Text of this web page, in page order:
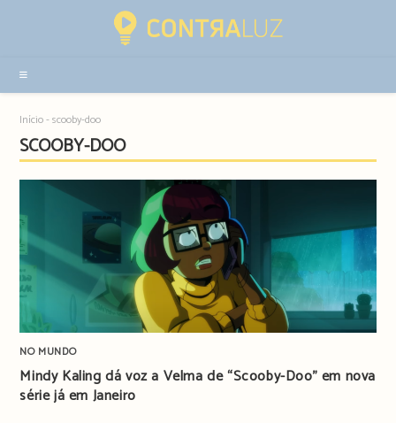
sidebar
Início-scooby-doo
SCOOBY-DOO
NO MUNDO
Mindy Kaling dá voz a Velma de “Scooby-Doo” em nova
série já em Janeiro